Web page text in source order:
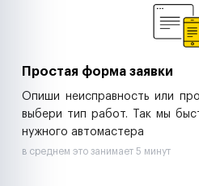
Простая форма заявки
Опиши неисправность или
выбери тип работ. Так мы
нужного автомастера
в среднем это занимает 5 минут